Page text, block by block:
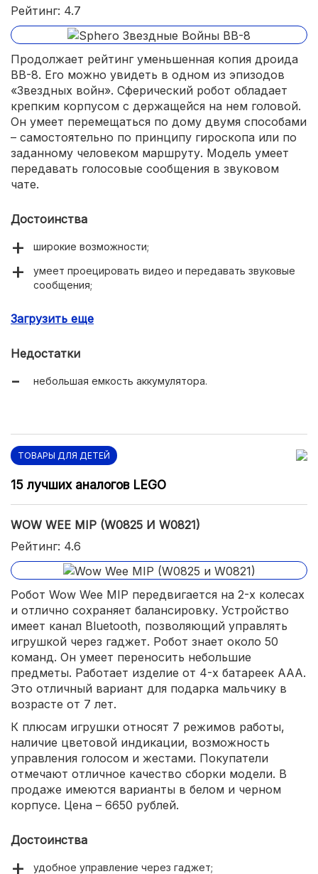
Рейтинг: 4.7
Продолжает рейтинг уменьшенная копия дроида
ВВ-8. Его можно увидеть в одном из эпизодов
«Звездных войн». Сферический робот обладает
крепким корпусом с держащейся на нем головой.
Он умеет перемещаться по дому двумя способами
– самостоятельно по принципу гироскопа или по
заданному человеком маршруту. Модель умеет
передавать голосовые сообщения в звуковом
чате.
Достоинства
широкие возможности;
умеет проецировать видео и передавать звуковые
сообщения;
Загрузить еще
Недостатки
небольшая емкость аккумулятора.
ТОВАРЫ ДЛЯ ДЕТЕЙ
15 лучших аналогов LEGO
WOW WEE MIP (W0825 И W0821)
Рейтинг: 4.6
Робот Wow Wee MIP передвигается на 2-х колесах
и отлично сохраняет балансировку. Устройство
имеет канал Bluetooth, позволяющий управлять
игрушкой через гаджет. Робот знает около 50
команд. Он умеет переносить небольшие
предметы. Работает изделие от 4-х батареек ААА.
Это отличный вариант для подарка мальчику в
возрасте от 7 лет.
К плюсам игрушки относят 7 режимов работы,
наличие цветовой индикации, возможность
управления голосом и жестами. Покупатели
отмечают отличное качество сборки модели. В
продаже имеются варианты в белом и черном
корпусе. Цена – 6650 рублей.
Достоинства
удобное управление через гаджет;